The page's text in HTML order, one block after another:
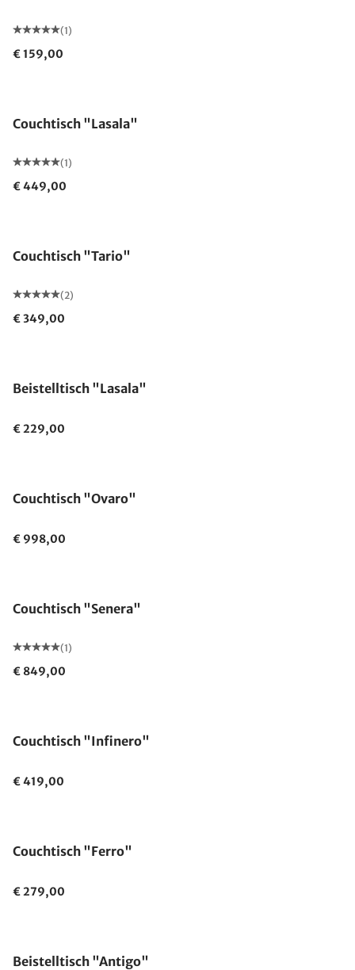
(1)
€ 159,00
Couchtisch "Lasala"
(1)
€ 449,00
Couchtisch "Tario"
(2)
€ 349,00
Beistelltisch "Lasala"
€ 229,00
Couchtisch "Ovaro"
€ 998,00
Couchtisch "Senera"
(1)
€ 849,00
Couchtisch "Infinero"
€ 419,00
Couchtisch "Ferro"
€ 279,00
Beistelltisch "Antigo"